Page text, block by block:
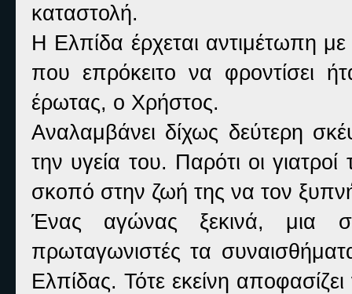
καταστολή.
Η Ελπίδα έρχεται αντιμέτωπη
που επρόκειτο να φροντίσει
έρωτας, ο Χρήστος.
Αναλαμβάνει δίχως δεύτερη
την υγεία του. Παρότι οι
σκοπό στην ζωή της να τον
Ένας αγώνας ξεκινά, μια
πρωταγωνιστές τα
Ελπίδας. Τότε εκείνη